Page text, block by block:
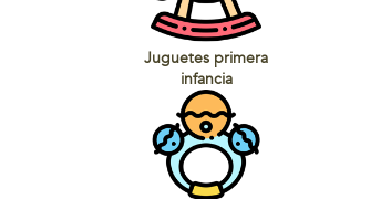
Juguetes primera
infancia